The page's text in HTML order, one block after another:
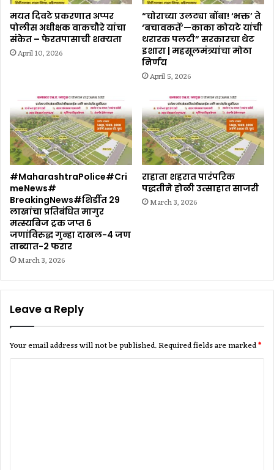
मयत दिवटे प्रकरणात अप्पर
पोलीस अधीक्षक वाकचौरे यांचा
संकेत – फेरतपासाची शक्यता
April 10, 2026
“चोराच्या उलट्या बोंबा! ‘भक्त’ ते
‘बचावकर्ते’—काका कोयटे यांची
थरारक पलटी” सरकारचा थेट
इशारा | महसूलमंत्र्यांचा मोठा
निर्णय
April 5, 2026
#MaharashtraPolice#Cri
meNews#
BreakingNews#शिर्डीत 29
लाखांचा प्रतिबंधित मागुर
मत्स्यबिज ट्रक जप्त 6
जणांविरुद्ध गुन्हा दाखल-4 जण
ताब्यात-2 फरार
March 3, 2026
राहाता शहरात पारंपरिक
पद्धतीने होळी उत्साहात साजरी
March 3, 2026
Leave a Reply
Your email address will not be published.Required fields are marked*